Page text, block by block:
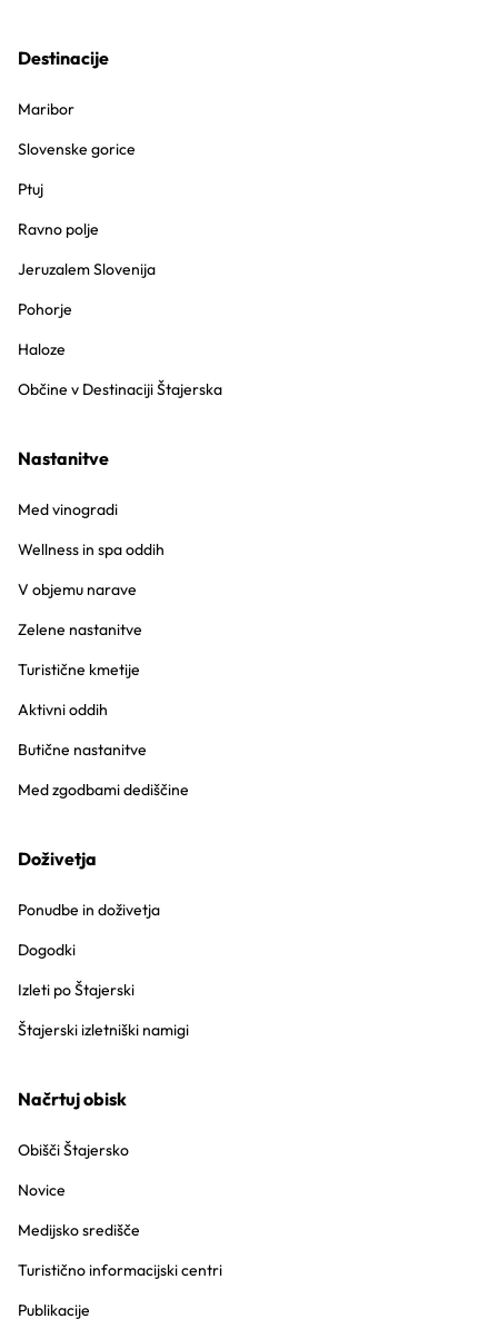
Destinacije
Maribor
Slovenske gorice
Ptuj
Ravno polje
Jeruzalem Slovenija
Pohorje
Haloze
Občine v Destinaciji Štajerska
Nastanitve
Med vinogradi
Wellness in spa oddih
V objemu narave
Zelene nastanitve
Turistične kmetije
Aktivni oddih
Butične nastanitve
Med zgodbami dediščine
Doživetja
Ponudbe in doživetja
Dogodki
Izleti po Štajerski
Štajerski izletniški namigi
Načrtuj obisk
Obišči Štajersko
Novice
Medijsko središče
Turistično informacijski centri
Publikacije